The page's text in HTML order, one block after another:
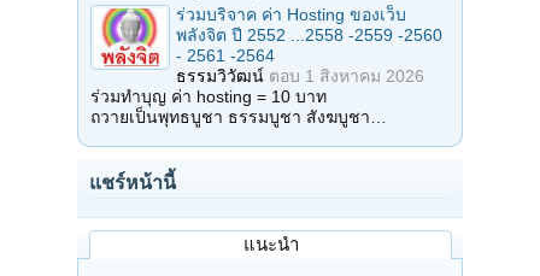
ร่วมบริจาค ค่า Hosting ของเว็บ
พลังจิต ปี 2552 ...2558 -2559 -2560
- 2561 -2564
ธรรมวิวัฒน์ ตอบ 1 สิงหาคม 2026
ร่วมทำบุญ ค่า hosting = 10 บาท
ถวายเป็นพุทธบูชา ธรรมบูชา สังฆบูชา…
แชร์หน้านี้
แนะนำ